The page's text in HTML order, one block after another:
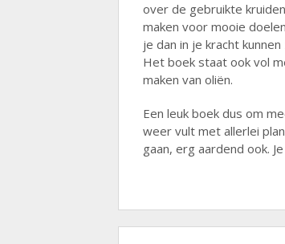
over de gebruikte
maken voor mooie
je dan in je kracht
Het boek staat ook vol
maken van oliën.
Een leuk boek dus om
weer vult met allerlei
gaan, erg aardend ook.